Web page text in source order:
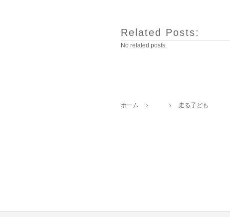
Related Posts:
No related posts.
ホーム › › 走る子ども